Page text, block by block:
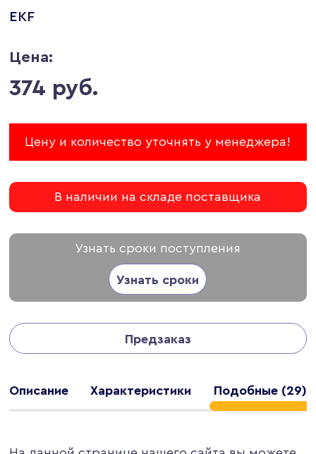
EKF
Цена:
374 руб.
Цену и количество уточнять у менеджера!
В наличии на складе поставщика
Узнать сроки поступления
Узнать сроки
Предзаказ
Описание Характеристики Подобные (29)